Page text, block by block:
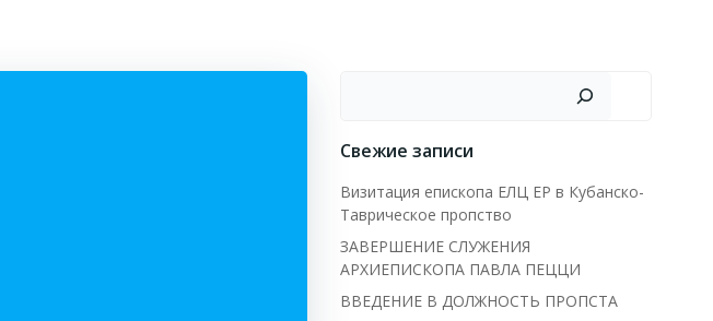
Свежие записи
Визитация епископа ЕЛЦ ЕР в Кубанско-
Таврическое пропство
ЗАВЕРШЕНИЕ СЛУЖЕНИЯ
АРХИЕПИСКОПА ПАВЛА ПЕЦЦИ
ВВЕДЕНИЕ В ДОЛЖНОСТЬ ПРОПСТА